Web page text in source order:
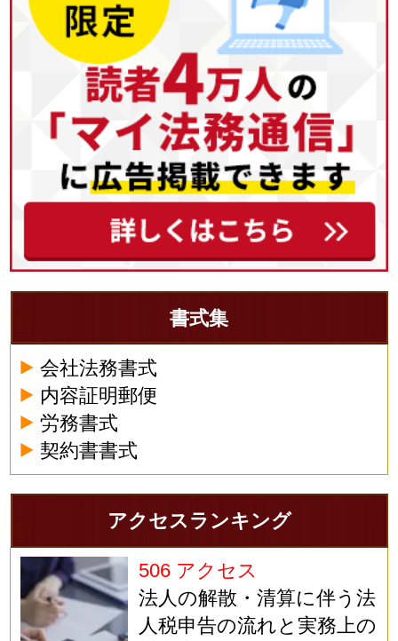
書式集
会社法務書式
内容証明郵便
労務書式
契約書書式
アクセスランキング
506 アクセス
法人の解散・清算に伴う法
人税申告の流れと実務上の